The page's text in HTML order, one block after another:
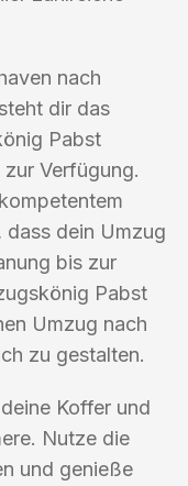
nach
dir das
Pabst
zur Verfügung.
dass dein Umzug
bis zur
Pabst
Umzug nach
zu gestalten.
Koffer und
Nutze die
und genieße